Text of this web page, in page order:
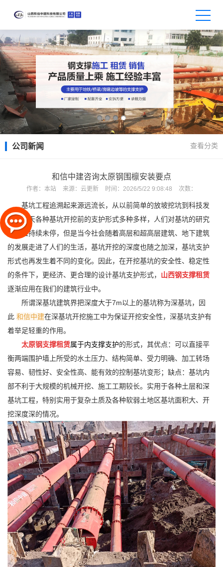
公司新闻 查看分类
和信中建咨询太原钢围檩安装要点
作者： 本站 来源： 云更新 时间： 2026/5/22 9:08:48 次数：
基坑工程追溯起来源远流长，从以前简单的放坡挖坑到科技发
达进今天各种基坑开挖前的支护形式多种多样，人们对基坑的研究
却一直持续未停，但是当今社会随着高层和超高层建筑、地下建筑
的发展走进了人们的生活，基坑开挖的深度也随之加深，基坑支护
形式也再发生着不同的变化。因此，在开挖基坑的安全性、稳定性
的条件下，更经济、更合理的设计基坑支护形式， 山西钢支撑租赁
逐渐应用在我们的建筑行业中。
所谓深基坑建筑界把深度大于7m以上的基坑称为深基坑，因
此 和信中建在深基坑开挖施工中为保证开挖安全性，深基坑支护有
着举足轻重的作用。
太原钢支撑租赁属于内支撑支护的形式，其优点：可以直接平
衡两端围护墙上所受的水土压力、结构简单、受力明确、加工转场
容易、韧性好、安全性高、 能有效的控制基坑变形；缺点： 基坑内
部不利于大规模的机械开挖、 施工工期较长。实用于各种土层和深
基坑工程，特别实用于复杂土质及各种软弱土地区基坑面积大、开
挖深度深的情况。